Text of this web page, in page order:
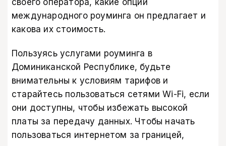
международного роуминга он предлагает и
какова их стоимость.
Пользуясь услугами роуминга в
Доминиканской Республике, будьте
внимательны к условиям тарифов и
старайтесь пользоваться сетями Wi-Fi, если
они доступны, чтобы избежать высокой
платы за передачу данных. Чтобы начать
пользоваться интернетом за границей,